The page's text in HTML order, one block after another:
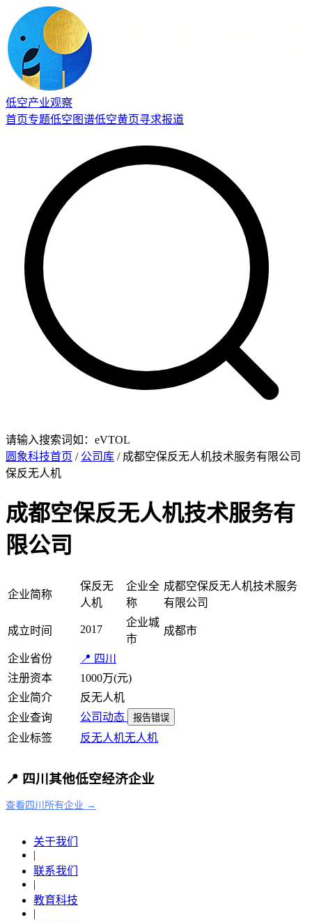
低空产业观察
首页专题低空图谱低空黄页寻求报道
请输入搜索词如：eVTOL
圆象科技首页 / 公司库 / 成都空保反无人机技术服务有限公司
保反无人机
成都空保反无人机技术服务有
限公司
企业简称
保反无
人机
企业全
称
成都空保反无人机技术服务
有限公司
成立时间 2017
企业城
市
成都市
企业省份
📍 四川
注册资本
1000万(元)
企业简介
反无人机
企业查询
公司动态 报告错误
企业标签 反无人机无人机
📍 四川其他低空经济企业
查看四川所有企业 →
关于我们
|
联系我们
|
教育科技
|